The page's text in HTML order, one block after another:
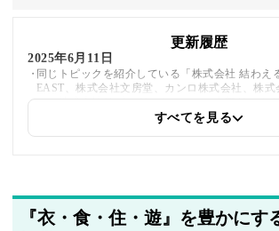
更新履歴
2025年6月11日
同じトピックを紹介している「株式会社 結わえ
EAST、株式会社文房堂、カンロ株式会社、株
ン、株式会社リビングハウス」への内部リンク
すべてを見る
『衣・食・住・遊』を豊かにす